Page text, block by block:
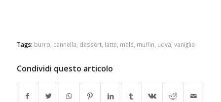
Tags: burro cannella dessert, latte mele muffin uova vaniglia
Condividi questo articolo